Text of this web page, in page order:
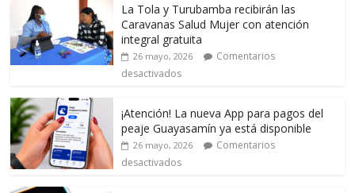
La Tola y Turubamba recibirán las
Caravanas Salud Mujer con atención
integral gratuita
26 mayo, 2026
Comentarios
desactivados
¡Atención! La nueva App para pagos del
peaje Guayasamín ya está disponible
26 mayo, 2026
Comentarios
desactivados